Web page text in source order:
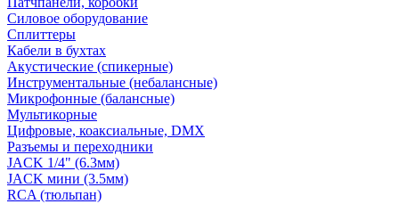
Силовое оборудование
Сплиттеры
Кабели в бухтах
Акустические (спикерные)
Инструментальные (небалансные)
Микрофонные (балансные)
Мультикорные
Цифровые, коаксиальные, DMX
Разъемы и переходники
JACK 1/4" (6.3мм)
JACK мини (3.5мм)
RCA (тюльпан)